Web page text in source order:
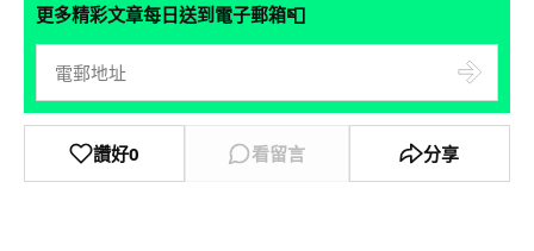
更多精彩文章每日送到電子郵箱📮
讚好0 看留言 分享